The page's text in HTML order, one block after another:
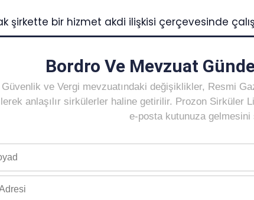
şirkette bir hizmet akdi ilişkisi çerçevesinde
Bordro Ve Mevzuat
ve Vergi mevzuatındaki değişiklikler, Resmi
anlaşılır sirkülerler haline getirilir. Prozon Sirküler
e-posta kutunuza